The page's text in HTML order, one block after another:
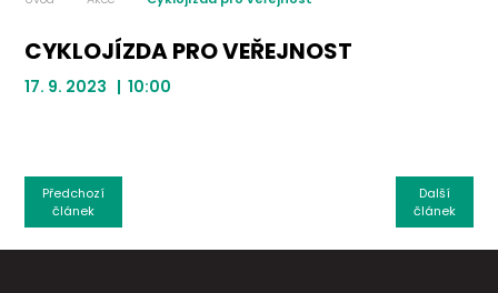
CYKLOJÍZDA PRO VEŘEJNOST
17. 9. 2023 | 10:00
Další
článek
Předchozí
článek